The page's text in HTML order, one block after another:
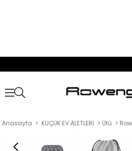
Anasayfa KÜÇÜK EV ALETLERİ Ütü